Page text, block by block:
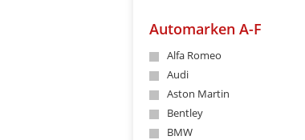
Automarken A-F
Alfa Romeo
Audi
Aston Martin
Bentley
BMW